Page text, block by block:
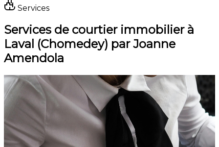
Services
Services de courtier immobilier à
Laval (Chomedey) par Joanne
Amendola